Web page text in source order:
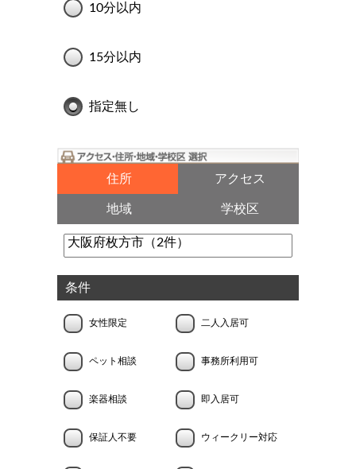
10分以内
15分以内
指定無し
住所 アクセス
地域 学校区
条件
女性限定 二人入居可
ペット相談 事務所利用可
楽器相談 即入居可
保証人不要 ウィークリー対応